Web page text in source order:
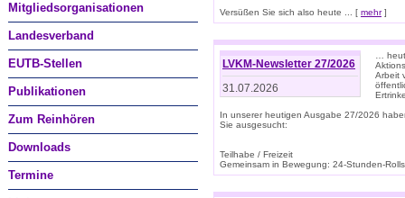
Mitgliedsorganisationen
Landesverband
EUTB-Stellen
Publikationen
Zum Reinhören
Downloads
Termine
Versüßen Sie sich also heute ... [ mehr]
LVKM-Newsletter 27/2026
31.07.2026
…
Arbeit
In unserer heutigen Ausgabe 27/2026
Sie ausgesucht:
Teilhabe / Freizeit
Gemeinsam in Bewegung: 24-Stunden-